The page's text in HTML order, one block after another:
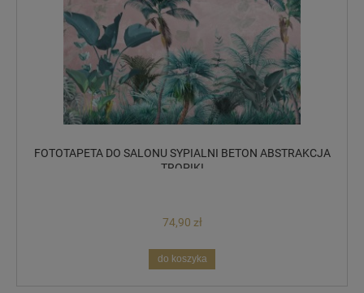
FOTOTAPETA DO SALONU SYPIALNI BETON ABSTRAKCJA
TROPIKI
74,90 zł
do koszyka